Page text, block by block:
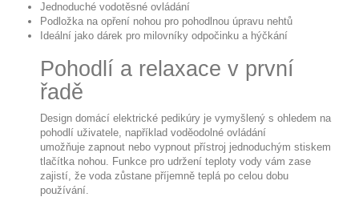
Jednoduché vodotěsné ovládání
Podložka na opření nohou pro pohodlnou úpravu nehtů
Ideální jako dárek pro milovníky odpočinku a hýčkání
Pohodlí a relaxace v první
řadě
Design domácí elektrické pedikúry je vymyšlený s ohledem na
pohodlí uživatele, například voděodolné ovládání
umožňuje zapnout nebo vypnout přístroj jednoduchým stiskem
tlačítka nohou. Funkce pro udržení teploty vody vám zase
zajistí, že voda zůstane příjemně teplá po celou dobu
používání.